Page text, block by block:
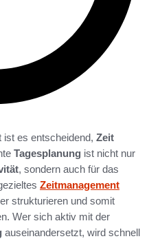
ist es entscheidend, Zeit
Tagesplanung ist nicht nur
, sondern auch für das
Zeitmanagement
strukturieren und somit
Wer sich aktiv mit der
auseinandersetzt, wird schnell